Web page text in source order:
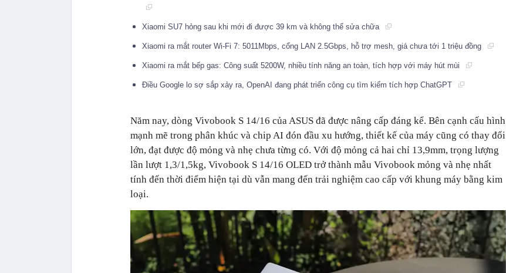
Xiaomi SU7 hỏng sau khi mới đi được 39 km và không thể sửa chữa
Xiaomi ra mắt router Wi-Fi 7: 5011Mbps, cổng LAN 2.5Gbps, hỗ trợ mesh, giá chưa tới 1 triệu đồng
Xiaomi ra mắt bếp gas: Công suất 5200W, nhiều tính năng an toàn, tích hợp với máy hút mùi
Điều Google lo sợ sắp xảy ra, OpenAI đang phát triển công cụ tìm kiếm tích hợp ChatGPT
Năm nay, dòng Vivobook S 14/16 của ASUS đã được nâng cấp đáng kể. Bên cạnh cấu hình
mạnh mẽ trong phân khúc và chip AI đón đầu xu hướng, thiết kế của máy cũng có thay đổi
lớn, đạt được độ mỏng và nhẹ chưa từng có. Với độ mỏng cả hai chỉ 13,9mm, trọng lượng
lần lượt 1,3/1,5kg, Vivobook S 14/16 OLED trở thành mẫu Vivobook mỏng và nhẹ nhất
tính đến thời điểm hiện tại dù vẫn mang đến trải nghiệm cao cấp với khung máy bằng kim
loại.